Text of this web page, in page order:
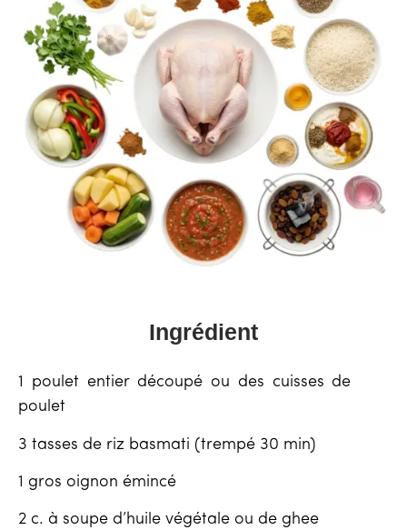
Ingrédient
1 poulet entier découpé ou des cuisses de
poulet
3 tasses de riz basmati (trempé 30 min)
1 gros oignon émincé
2 c. à soupe d’huile végétale ou de ghee